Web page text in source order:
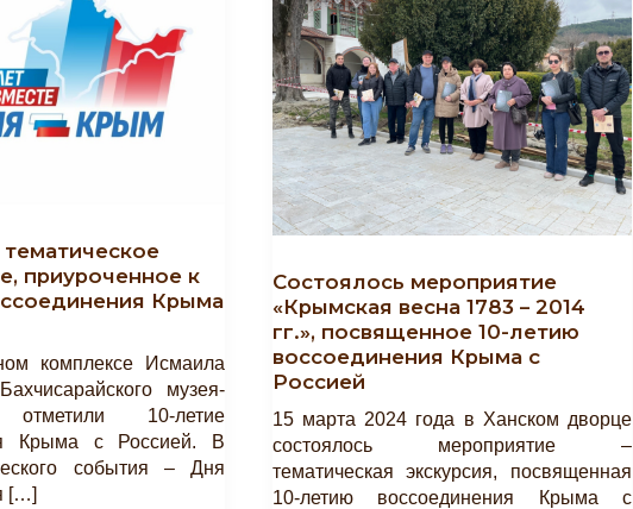
приуроченное к
Крыма
комплексе Исмаила
музея-
отметили 10-летие
Крыма с Россией. В
события – Дня
[…]
Состоялось мероприятие
«Крымская весна 1783 – 2014
гг.», посвященное 10-летию
воссоединения Крыма с
Россией
15 марта 2024 года в Ханском дворце
состоялось мероприятие –
тематическая экскурсия, посвященная
10-летию воссоединения Крыма с